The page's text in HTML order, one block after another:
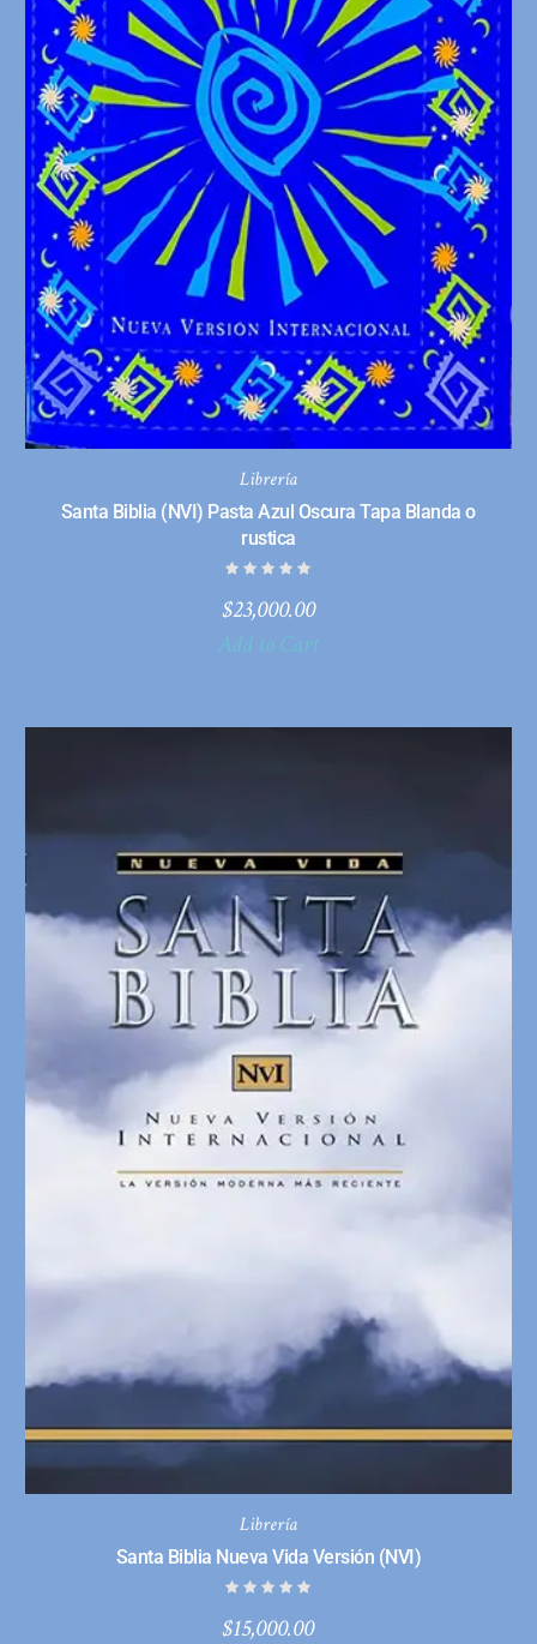
Librería
Santa Biblia (NVI) Pasta Azul Oscura Tapa Blanda o
rustica
$23,000.00
Add to Cart
Librería
Santa Biblia Nueva Vida Versión (NVI)
$15,000.00